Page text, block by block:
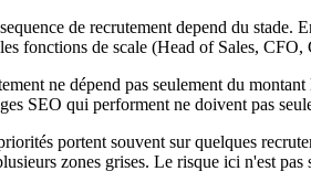
de recrutement depend du
fonctions de scale (Head of Sales,
ne dépend pas seulement du
SEO qui performent ne doivent pas
portent souvent sur quelques
zones grises. Le risque ici n'est